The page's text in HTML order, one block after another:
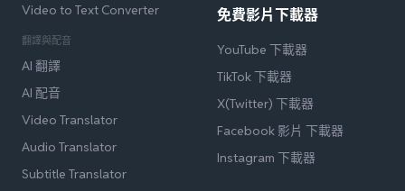
Video to Text Converter
翻譯與配音
AI 翻譯
AI 配音
Video Translator
Audio Translator
Subtitle Translator
免費影片下載器
YouTube 下載器
TikTok 下載器
X(Twitter) 下載器
Facebook 影片 下載器
Instagram 下載器